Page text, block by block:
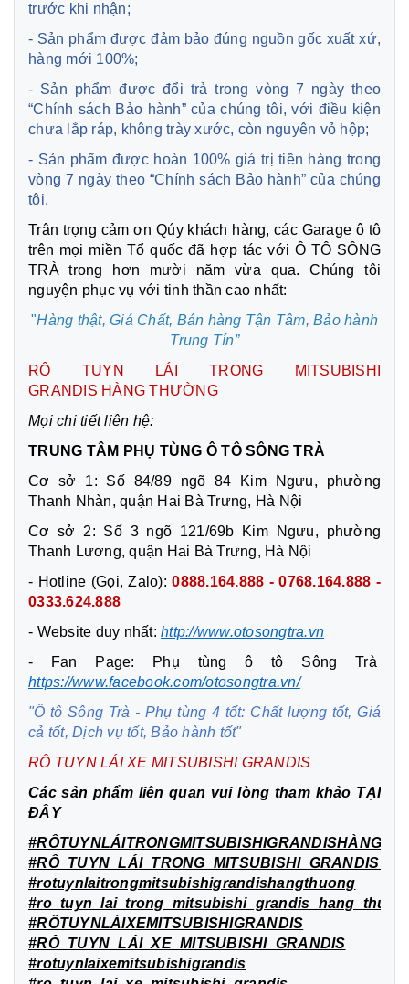
trước khi nhận;
- Sản phẩm được đảm bảo đúng nguồn gốc xuất xứ,
hàng mới 100%;
- Sản phẩm được đổi trả trong vòng 7 ngày theo
“Chính sách Bảo hành” của chúng tôi, với điều kiện
chưa lắp ráp, không trày xước, còn nguyên vỏ hộp;
- Sản phẩm được hoàn 100% giá trị tiền hàng trong
vòng 7 ngày theo “Chính sách Bảo hành” của chúng
tôi.
Trân trọng cảm ơn Qúy khách hàng, các Garage ô tô
trên mọi miền Tổ quốc đã hợp tác với Ô TÔ SÔNG
TRÀ trong hơn mười năm vừa qua. Chúng tôi
nguyện phục vụ với tinh thần cao nhất:
"Hàng thật, Giá Chất, Bán hàng Tận Tâm, Bảo hành
Trung Tín”
RÔ TUYN LÁI TRONG MITSUBISHI
GRANDIS HÀNG THƯỜNG
Mọi chi tiết liên hệ:
TRUNG TÂM PHỤ TÙNG Ô TÔ SÔNG TRÀ
Cơ sở 1: Số 84/89 ngõ 84 Kim Ngưu, phường
Thanh Nhàn, quận Hai Bà Trưng, Hà Nội
Cơ sở 2: Số 3 ngõ 121/69b Kim Ngưu, phường
Thanh Lương, quận Hai Bà Trưng, Hà Nội
- Hotline (Gọi, Zalo):0888.164.888 - 0768.164.888 -
0333.624.888
- Website duy nhất: http://www.otosongtra.vn
- Fan Page: Phụ tùng ô tô Sông Trà
https://www.facebook.com/otosongtra.vn/
"Ô tô Sông Trà - Phụ tùng 4 tốt: Chất lượng tốt, Giá
cả tốt, Dịch vụ tốt, Bảo hành tốt"
RÔ TUYN LÁI XE MITSUBISHI GRANDIS
Các sản phẩm liên quan vui lòng tham khảo TẠI
ĐÂY
#rotuynlaitrongmitsubishigrandishangthuong
#RÔTUYNLÁIXEMITSUBISHIGRANDIS
#RÔ_TUYN_LÁI_XE_MITSUBISHI_GRANDIS
#rotuynlaixemitsubishigrandis